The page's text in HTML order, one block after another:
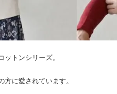
ットンシリーズ。
に愛されています。